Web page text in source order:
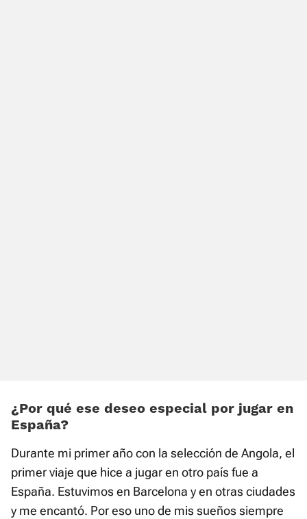
¿Por qué ese deseo especial por jugar en
España?
Durante mi primer año con la selección de Angola, el
primer viaje que hice a jugar en otro país fue a
España. Estuvimos en Barcelona y en otras ciudades
y me encantó. Por eso uno de mis sueños siempre